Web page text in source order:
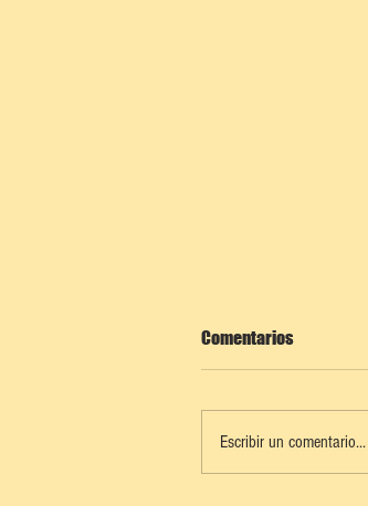
Comentarios
Escribir un comentario...